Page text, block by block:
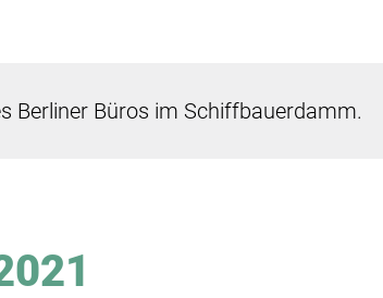
Berliner Büros im Schiffbauerdamm.